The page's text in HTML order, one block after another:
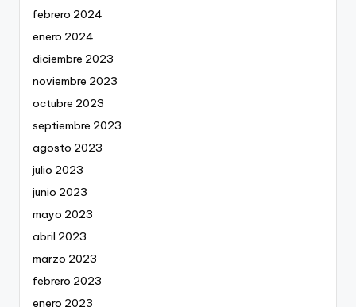
febrero 2024
enero 2024
diciembre 2023
noviembre 2023
octubre 2023
septiembre 2023
agosto 2023
julio 2023
junio 2023
mayo 2023
abril 2023
marzo 2023
febrero 2023
enero 2023